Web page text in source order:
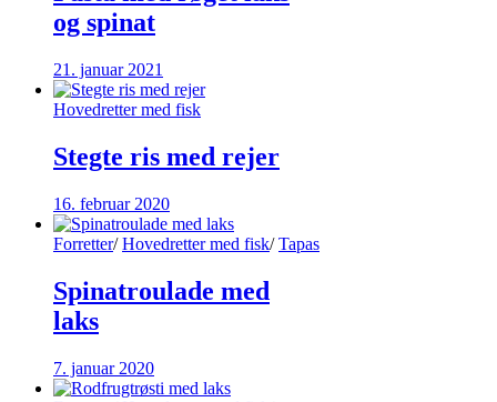
og spinat
21. januar 2021
Hovedretter med fisk
Stegte ris med rejer
16. februar 2020
Forretter/ Hovedretter med fisk/ Tapas
Spinatroulade med
laks
7. januar 2020